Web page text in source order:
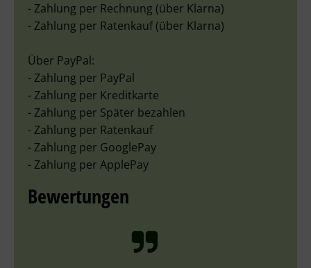
- Zahlung per Rechnung (über Klarna)
- Zahlung per Ratenkauf (über Klarna)
Über PayPal:
- Zahlung per PayPal
- Zahlung per Kreditkarte
- Zahlung per Später bezahlen
- Zahlung per Ratenkauf
- Zahlung per GooglePay
- Zahlung per ApplePay
Bewertungen